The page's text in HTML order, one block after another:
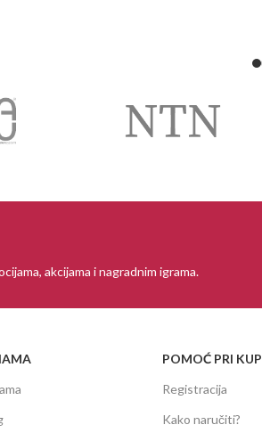
akcijama i nagradnim igrama.
POMOĆ PRI
Registracija
Kako naručiti?